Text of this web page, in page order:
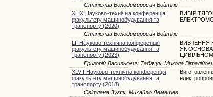
Станіслав Володимирович Войтків
XLIX Науково-технічна конференція
факультету машинобудування та
транспорту (2020)
ВИБІР
Станіслав Володимирович Войтків
LII Науково-технічна конференція
факультету машинобудування та
транспорту (2023)
ВИВЧЕННЯ
ЯК
Григорій Васильович Табачук, Микола
XLVII Науково-технічна конференція
факультету машинобудування та
транспорту (2018)
Світлана Зузяк, Михайло Лемешев